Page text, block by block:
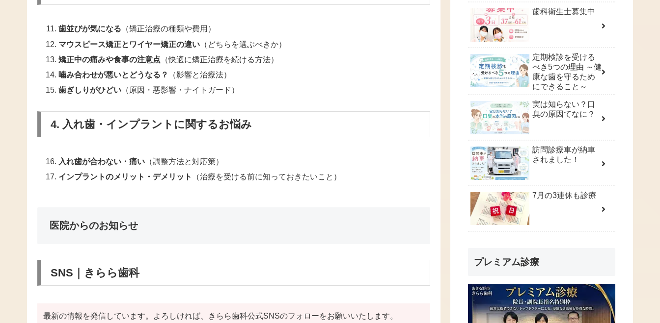
歯並びが気になる （矯正治療の種類や費用）
マウスピース矯正とワイヤー矯正の違い （どちらを選ぶべきか）
矯正中の痛みや食事の注意点 （快適に矯正治療を続ける方法）
噛み合わせが悪いとどうなる？
（影響と治療法）
歯ぎしりがひどい （原因・悪影響・ナイトガード）
4. 入れ歯・インプラントに関するお悩み
入れ歯が合わない・痛い （調整方法と対応策）
インプラントのメリット・デメリット
（治療を受ける前に知っておきたいこと）
医院からのお知らせ
SNS｜きらら歯科
最新の情報を発信しています。よろしければ、きらら歯科公式SNSのフォローをお願いいたします。
歯科衛生士募集中
定期検診を受ける
べき5つの理由 ～健
康な歯を守るため
にできること～
実は知らない？口
臭の原因てなに？
訪問診療車が納車
されました！
7月の3連休も診療
プレミアム診療